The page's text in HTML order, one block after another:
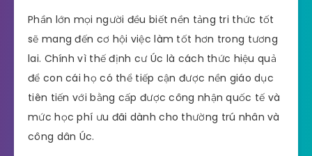
Phần lớn mọi người đều biết nền tảng tri thức tốt
sẽ mang đến cơ hội việc làm tốt hơn trong tương
lai. Chính vì thế định cư Úc là cách thức hiệu quả
để con cái họ có thể tiếp cận được nền giáo dục
tiên tiến với bằng cấp được công nhận quốc tế và
mức học phí ưu đãi dành cho thường trú nhân và
công dân Úc.